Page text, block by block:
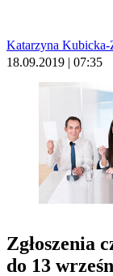
Katarzyna Kubicka-
18.09.2019 | 07:35
Zgłoszenia
do 13